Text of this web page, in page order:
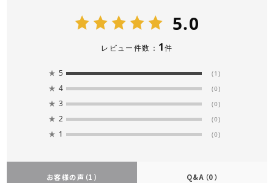
5.0
レビュー件数： 1件
★ 5 (1)
★ 4 (0)
★ 3 (0)
★ 2 (0)
★ 1 (0)
お客様の声 （1） Q&A （0）